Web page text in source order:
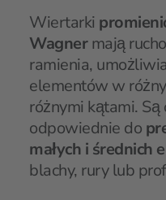
Wiertarki
Wagnermają
ramienia,
elementów w
różnymi kątami. Są
odpowiednie do
małych i średnich
blachy, rury lub